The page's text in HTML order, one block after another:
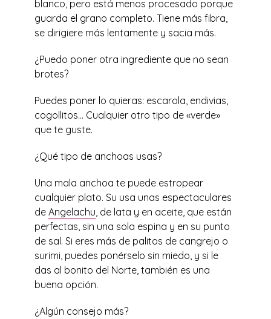
blanco, pero está menos procesado porque
guarda el grano completo. Tiene más fibra,
se dirigiere más lentamente y sacia más.
¿Puedo poner otra ingrediente que no sean
brotes?
Puedes poner lo quieras: escarola, endivias,
cogollitos… Cualquier otro tipo de «verde»
que te guste.
¿Qué tipo de anchoas usas?
Una mala anchoa te puede estropear
cualquier plato. Su usa unas espectaculares
de Angelachu, de lata y en aceite, que están
perfectas, sin una sola espina y en su punto
de sal. Si eres más de palitos de cangrejo o
surimi, puedes ponérselo sin miedo, y si le
das al bonito del Norte, también es una
buena opción.
¿Algún consejo más?